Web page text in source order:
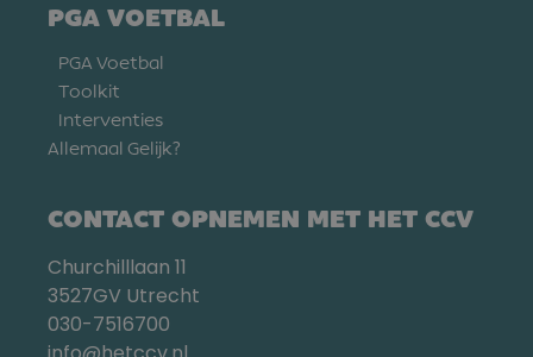
PGA VOETBAL
PGA Voetbal
Toolkit
Interventies
Allemaal Gelijk?
CONTACT OPNEMEN MET HET CCV
Churchilllaan 11
3527GV Utrecht
030-7516700